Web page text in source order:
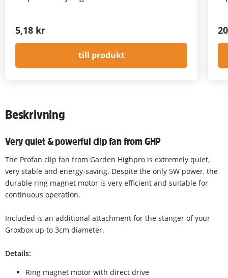
5,18 kr
till produkt
Beskrivning
Very quiet & powerful clip fan from GHP
The Profan clip fan from Garden Highpro is extremely quiet,
very stable and energy-saving. Despite the only 5W power, the
durable ring magnet motor is very efficient and suitable for
continuous operation.
Included is an additional attachment for the stanger of your
Groxbox up to 3cm diameter.
Details:
Ring magnet motor with direct drive